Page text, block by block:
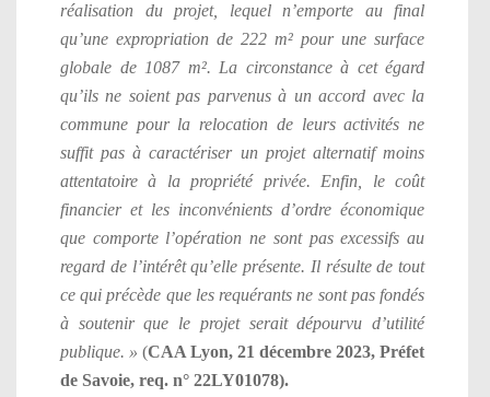
réalisation du projet, lequel n’emporte au final
qu’une expropriation de 222 m² pour une surface
globale de 1087 m². La circonstance à cet égard
qu’ils ne soient pas parvenus à un accord avec la
commune pour la relocation de leurs activités ne
suffit pas à caractériser un projet alternatif moins
attentatoire à la propriété privée. Enfin, le coût
financier et les inconvénients d’ordre économique
que comporte l’opération ne sont pas excessifs au
regard de l’intérêt qu’elle présente. Il résulte de tout
ce qui précède que les requérants ne sont pas fondés
à soutenir que le projet serait dépourvu d’utilité
publique. » (CAA Lyon, 21 décembre 2023, Préfet
de Savoie, req. n° 22LY01078).